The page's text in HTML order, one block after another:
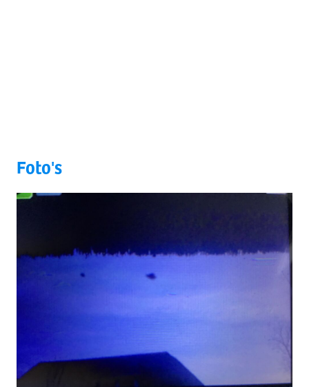
Foto's